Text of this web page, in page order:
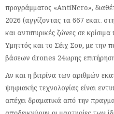
προγράμματος «AntiNero»,
2026 (αγγίζοντας τα 667 εκατ.
και αντιπυρικές ζώνες σε
Υμηττός και το Σέιχ Σου, με την
βάσεων drones 24ωρης
Αν και η βιτρίνα των αριθμών
ψηφιακής τεχνολογίας είναι
απέχει δραματικά από την